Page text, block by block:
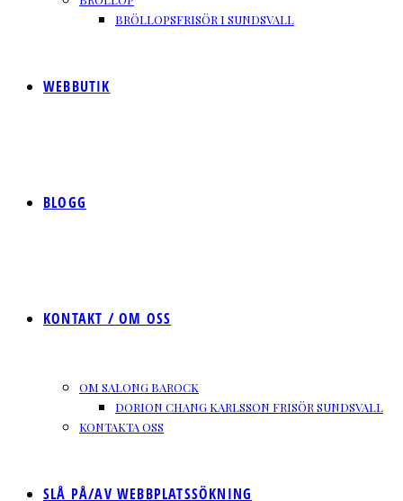
BRÖLLOPSFRISÖR I SUNDSVALL
WEBBUTIK
BLOGG
KONTAKT / OM OSS
OM SALONG BAROCK
DORION CHANG KARLSSON FRISÖR SUNDSVALL
KONTAKTA OSS
SLÅ PÅ/AV WEBBPLATSSÖKNING